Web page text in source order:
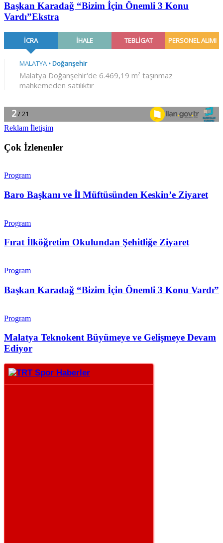
Başkan Karadağ “Bizim İçin Önemli 3 Konu
Vardı”Ekstra
Reklam İletişim
Çok İzlenenler
Program
Baro Başkanı ve İl Müftüsünden Keskin’e Ziyaret
Program
Fırat İlköğretim Okulundan Şehitliğe Ziyaret
Program
Başkan Karadağ “Bizim İçin Önemli 3 Konu Vardı”
Program
Malatya Teknokent Büyümeye ve Gelişmeye Devam
Ediyor